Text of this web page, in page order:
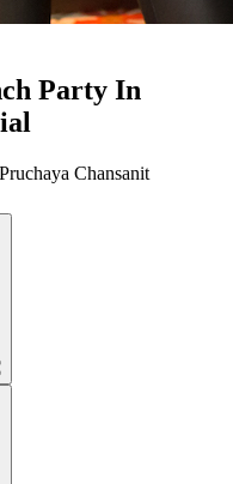
Party In
Pruchaya Chansanit